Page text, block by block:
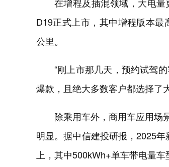
D19正式上市，其中增程版本
公里。
“刚上市那几天，预约试驾
爆款，且绝大多数客户都选择了
除乘用车外，商用车应用场
明显。据中信建投研报，2025
上，其中500kWh+单车带电量车